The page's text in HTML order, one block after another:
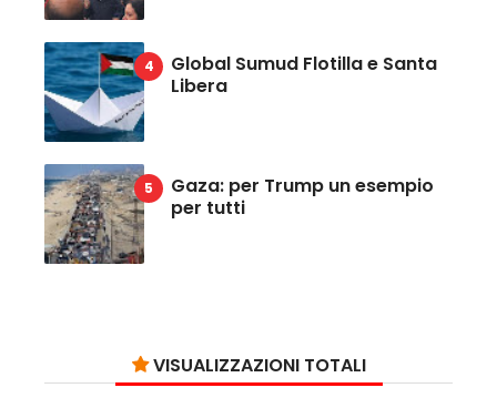
Global Sumud Flotilla e Santa
Libera
Gaza: per Trump un esempio
per tutti
VISUALIZZAZIONI TOTALI